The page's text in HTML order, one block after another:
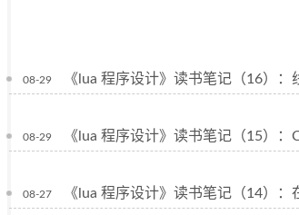
08-29 《lua 程序设计》读书笔记（16）：
08-29 《lua 程序设计》读书笔记（15）
08-27 《lua 程序设计》读书笔记（14）